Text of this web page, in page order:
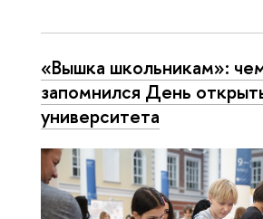
«Вышка школьникам»:
запомнился День
университета